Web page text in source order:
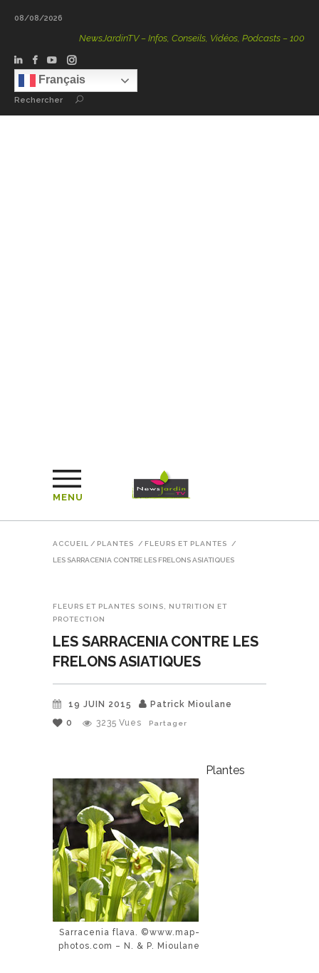
08/08/2026
NewsJardinTV – Infos, Conseils, Vidéos, Podcasts – 100 % Nature
Français
Rechercher
MENU
ACCUEIL / PLANTES / FLEURS ET PLANTES /
LES SARRACENIA CONTRE LES FRELONS ASIATIQUES
FLEURS ET PLANTES SOINS, NUTRITION ET
PROTECTION
LES SARRACENIA CONTRE LES
FRELONS ASIATIQUES
19 JUIN 2015
Patrick Mioulane
0
3235 Vues Partager
Sarracenia flava. ©www.map-
photos.com – N. & P. Mioulane
Plantes